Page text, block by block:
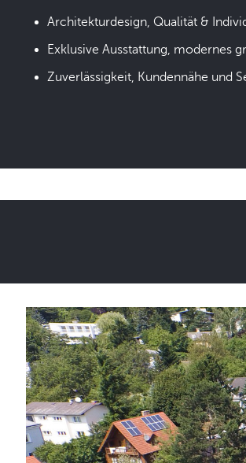
Architekturdesign, Qualität &
Exklusive Ausstattung, modernes
Zuverlässigkeit, Kundennähe und